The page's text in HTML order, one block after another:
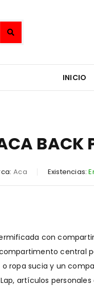
INICIO
BACK
Aca Existencias:
con
central
ropa sucia y un
artículos